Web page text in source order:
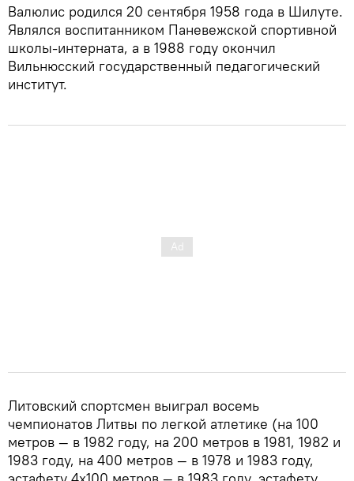
Валюлис родился 20 сентября 1958 года в Шилуте.
Являлся воспитанником Паневежской спортивной
школы-интерната, а в 1988 году окончил
Вильнюсский государственный педагогический
институт.
Литовский спортсмен выиграл восемь
чемпионатов Литвы по легкой атлетике (на 100
метров — в 1982 году, на 200 метров в 1981, 1982 и
1983 году, на 400 метров — в 1978 и 1983 году,